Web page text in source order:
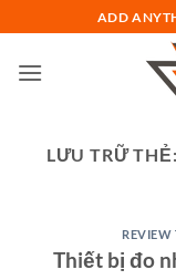
qua
nội
ADD
LƯU TRỮ
Thiết bị đo